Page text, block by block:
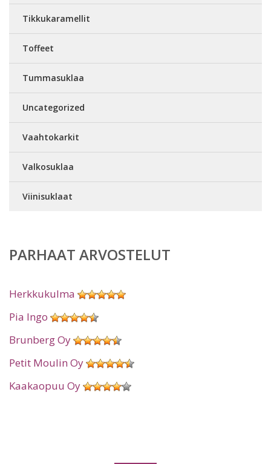
Tikkukaramellit
Toffeet
Tummasuklaa
Uncategorized
Vaahtokarkit
Valkosuklaa
Viinisuklaat
PARHAAT ARVOSTELUT
Herkkukulma
Pia Ingo
Brunberg Oy
Petit Moulin Oy
Kaakaopuu Oy